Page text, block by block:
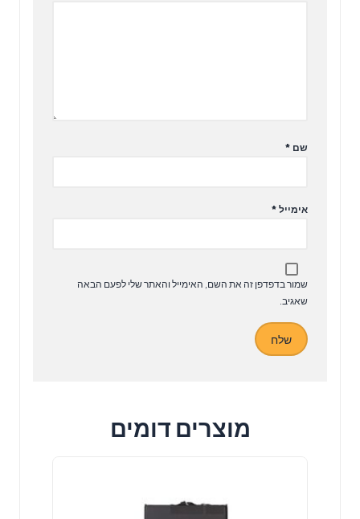
שם *
אימייל *
שמור בדפדפן זה את השם, האימייל והאתר שלי לפעם הבאה
שאגיב.
מוצרים דומים